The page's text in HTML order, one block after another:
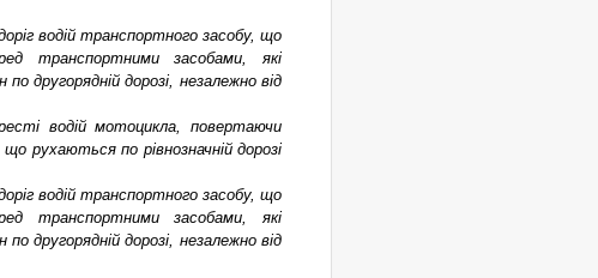
водій транспортного засобу, що
транспортними засобами, які
другорядній дорозі, незалежно від
водій мотоцикла, повертаючи
рухаються по рівнозначній дорозі
водій транспортного засобу, що
транспортними засобами, які
другорядній дорозі, незалежно від